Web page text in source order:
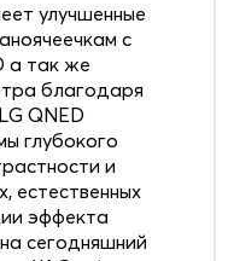
улучшенные
с
а так же
благодаря
QNED
глубокого
и
естественных
эффекта
сегодняшний